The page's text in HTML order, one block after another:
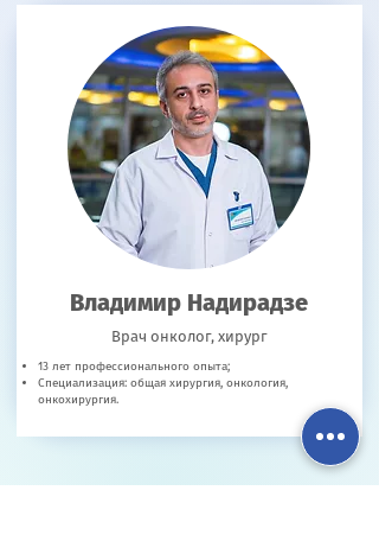
Владимир Надирадзе
Врач онколог, хирург
13 лет профессионального опыта;
Специализация: общая хирургия, онкология,
онкохирургия.